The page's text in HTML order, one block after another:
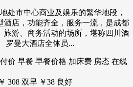
市中心商业及娱乐的繁华地段，
酒店，功能齐全，服务一流，是成都
旅游、商务活动的场所，堪称四川酒
罗曼大酒店全体员...
早餐 早餐价格 加床费 房态 在线
双早 ￥38 良好